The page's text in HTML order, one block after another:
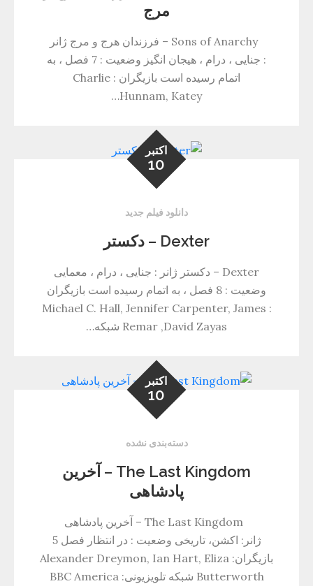
مرج
Sons of Anarchy – فرزندان هرج و مرج ژانر
: جنایی ، درام ، هیجان انگیز وضعیت : 7 فصل ، به
اتمام رسیده است بازیگران : Charlie
Hunnam, Katey…
اکتبر
10
دانلود فیلم جدید
Dexter – دکستر
Dexter – دکستر ژانر : جنایی ، درام ، معمایی
وضعیت : 8 فصل ، به اتمام رسیده است بازیگران
: Michael C. Hall, Jennifer Carpenter, James
Remar ,David Zayas شبکه…
اکتبر
10
دسته‌بندی نشده
The Last Kingdom – آخرین
پادشاهی
The Last Kingdom – آخرین پادشاهی
ژانر: اکشن، تاریخی وضعیت : در انتظار فصل 5
بازیگران: Alexander Dreymon, Ian Hart, Eliza
Butterworth شبکه تلویزیونی: BBC America